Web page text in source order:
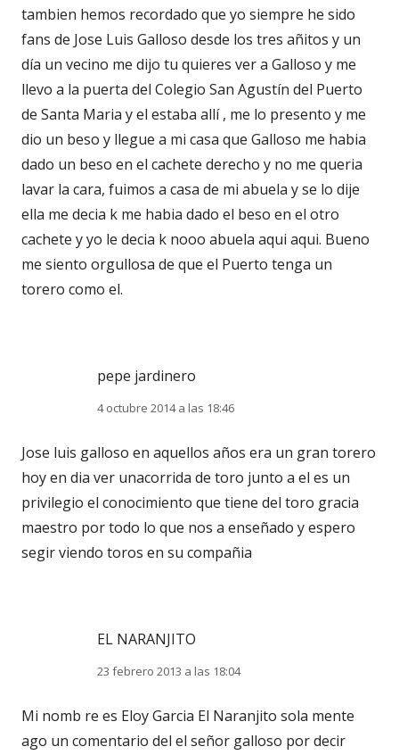
tambien hemos recordado que yo siempre he sido
fans de Jose Luis Galloso desde los tres añitos y un
día un vecino me dijo tu quieres ver a Galloso y me
llevo a la puerta del Colegio San Agustín del Puerto
de Santa Maria y el estaba allí , me lo presento y me
dio un beso y llegue a mi casa que Galloso me habia
dado un beso en el cachete derecho y no me queria
lavar la cara, fuimos a casa de mi abuela y se lo dije
ella me decia k me habia dado el beso en el otro
cachete y yo le decia k nooo abuela aqui aqui. Bueno
me siento orgullosa de que el Puerto tenga un
torero como el.
pepe jardinero
4 octubre 2014 a las 18:46
Jose luis galloso en aquellos años era un gran torero
hoy en dia ver unacorrida de toro junto a el es un
privilegio el conocimiento que tiene del toro gracia
maestro por todo lo que nos a enseñado y espero
segir viendo toros en su compañia
EL NARANJITO
23 febrero 2013 a las 18:04
Mi nomb re es Eloy Garcia El Naranjito sola mente
ago un comentario del el señor galloso por decir